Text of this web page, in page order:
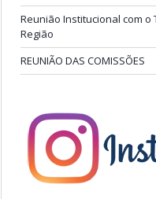
Reunião Institucional com o
Região
REUNIÃO DAS COMISSÕES